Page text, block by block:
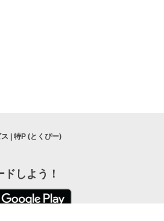
| 特P (とくぴー)
しよう！